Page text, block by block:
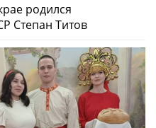
родился
Степан Титов